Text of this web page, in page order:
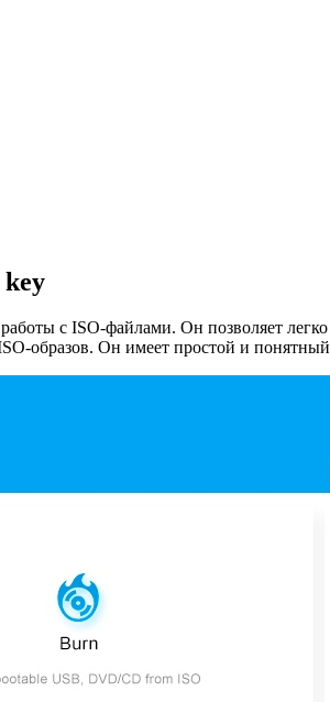
с ISO-файлами. Он позволяет легко
образов. Он имеет простой и